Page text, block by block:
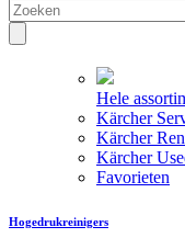
Hele
Kärcher
Kärcher
Kärcher
Favorieten
Hogedrukreinigers